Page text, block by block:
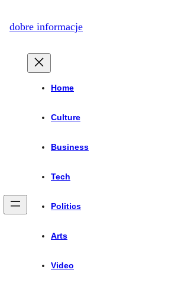
dobre informacje
Home
Culture
Business
Tech
Politics
Arts
Video